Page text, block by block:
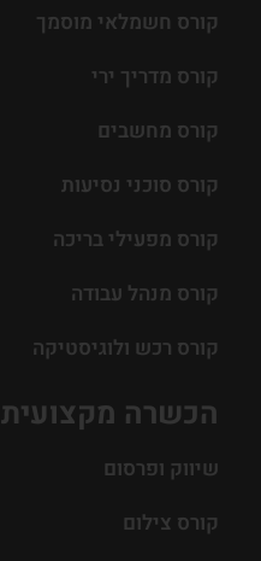
הכשרה מקצועית
שיווק ופרסום
קורס צילום
קורס חשמלאי מוסמך
קורס מדריך ירי
קורס מחשבים
קורס סוכני נסיעות
קורס מפעילי בריכה
קורס מנהל עבודה
קורס רכש ולוגיסטיקה